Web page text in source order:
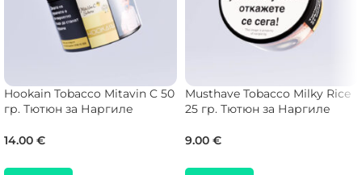
Hookain Tobacco Mitavin C 50
гр. Тютюн за Наргиле
14.00 €
Musthave Tobacco Milky Rice
25 гр. Тютюн за Наргиле
9.00 €